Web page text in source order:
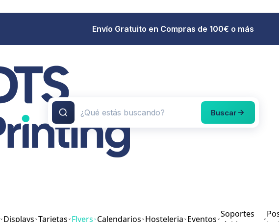
Envío Gratuito en Compras de 100€ o más
Buscar
Displays Tarjetas Flyers Calendarios Hosteleria Eventos Soportes